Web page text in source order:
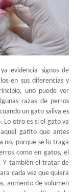
evidencia signos de
en sus diferencias y
uno puede ver
razas de perros
un gato saliva es
Lo otro es si el gato va
gatito que antes
no, porque se lo traga
como en gatos, el
Y también el tratar de
cada vez que quiera
aumento de volumen